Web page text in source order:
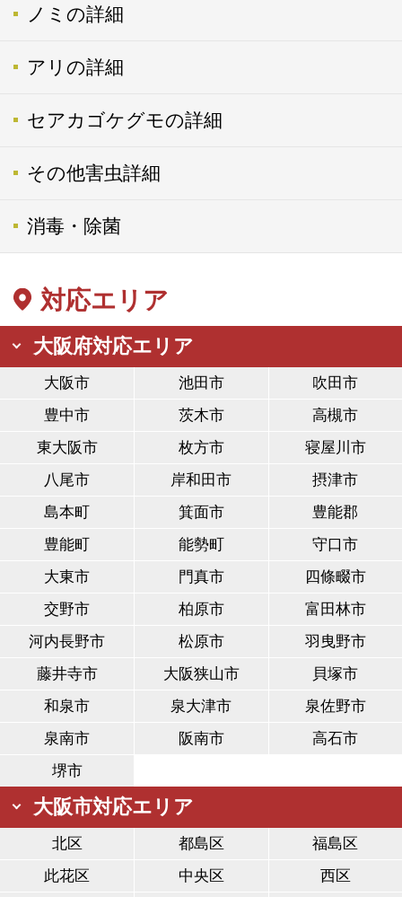
ノミの詳細
アリの詳細
セアカゴケグモの詳細
その他害虫詳細
消毒・除菌
対応エリア
大阪府対応エリア
大阪市 池田市
吹田市
豊中市
茨木市
高槻市
東大阪市
枚方市
寝屋川市
八尾市
岸和田市
摂津市
島本町
箕面市
豊能郡
豊能町
能勢町
守口市
大東市
門真市
四條畷市
交野市
柏原市
富田林市
河内長野市
松原市
羽曳野市
藤井寺市
大阪狭山市
貝塚市
和泉市
泉大津市
泉佐野市
泉南市
阪南市
高石市
堺市
大阪市対応エリア
北区 都島区
福島区
此花区
中央区
西区